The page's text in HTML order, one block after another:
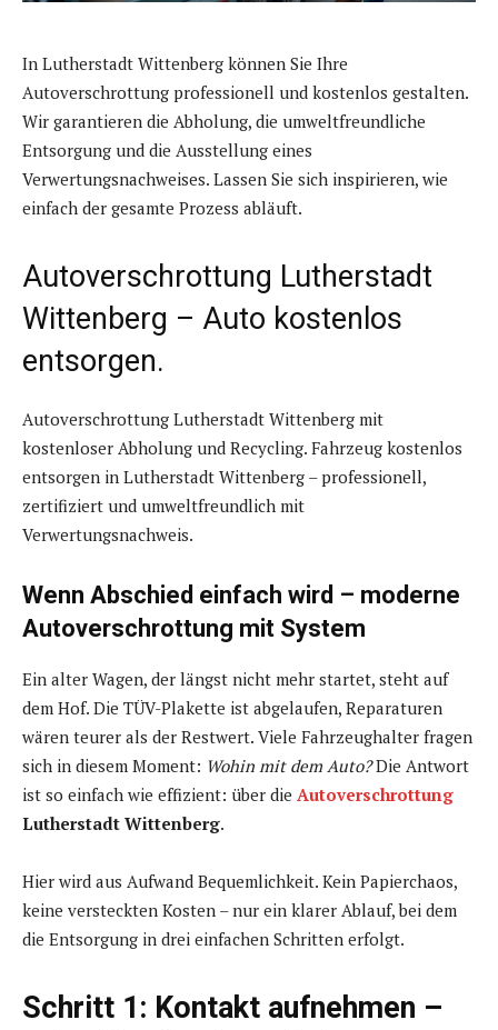
In Lutherstadt Wittenberg können Sie Ihre
Autoverschrottung professionell und kostenlos gestalten.
Wir garantieren die Abholung, die umweltfreundliche
Entsorgung und die Ausstellung eines
Verwertungsnachweises. Lassen Sie sich inspirieren, wie
einfach der gesamte Prozess abläuft.
Autoverschrottung Lutherstadt
Wittenberg – Auto kostenlos
entsorgen.
Autoverschrottung Lutherstadt Wittenberg mit
kostenloser Abholung und Recycling. Fahrzeug kostenlos
entsorgen in Lutherstadt Wittenberg – professionell,
zertifiziert und umweltfreundlich mit
Verwertungsnachweis.
Wenn Abschied einfach wird – moderne
Autoverschrottung mit System
Ein alter Wagen, der längst nicht mehr startet, steht auf
dem Hof. Die TÜV-Plakette ist abgelaufen, Reparaturen
wären teurer als der Restwert. Viele Fahrzeughalter fragen
sich in diesem Moment: Wohin mit dem Auto?Die Antwort
ist so einfach wie effizient: über die Autoverschrottung
Lutherstadt Wittenberg.
Hier wird aus Aufwand Bequemlichkeit. Kein Papierchaos,
keine versteckten Kosten – nur ein klarer Ablauf, bei dem
die Entsorgung in drei einfachen Schritten erfolgt.
Schritt 1: Kontakt aufnehmen –